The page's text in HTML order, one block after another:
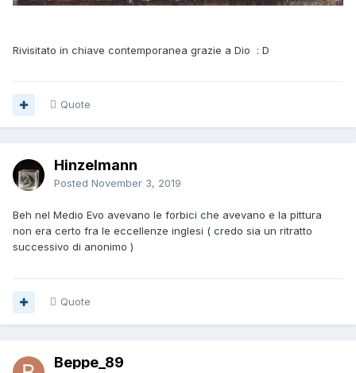
Rivisitato in chiave contemporanea grazie a Dio : D
Quote
Hinzelmann
Posted November 3, 2019
Beh nel Medio Evo avevano le forbici che avevano e la pittura
non era certo fra le eccellenze inglesi ( credo sia un ritratto
successivo di anonimo )
Quote
Beppe_89